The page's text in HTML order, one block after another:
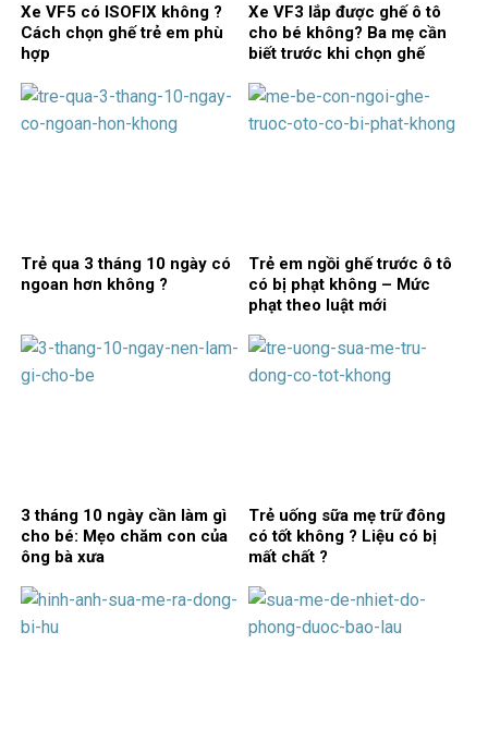
Xe VF5 có ISOFIX không ?
Cách chọn ghế trẻ em phù
hợp
Xe VF3 lắp được ghế ô tô
cho bé không? Ba mẹ cần
biết trước khi chọn ghế
Trẻ qua 3 tháng 10 ngày có
ngoan hơn không ?
Trẻ em ngồi ghế trước ô tô
có bị phạt không – Mức
phạt theo luật mới
3 tháng 10 ngày cần làm gì
cho bé: Mẹo chăm con của
ông bà xưa
Trẻ uống sữa mẹ trữ đông
có tốt không ? Liệu có bị
mất chất ?